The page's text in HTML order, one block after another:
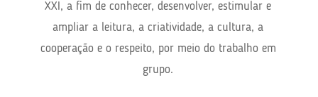
XXI, a fim de conhecer, desenvolver, estimular e
ampliar a leitura, a criatividade, a cultura, a
cooperação e o respeito, por meio do trabalho em
grupo.